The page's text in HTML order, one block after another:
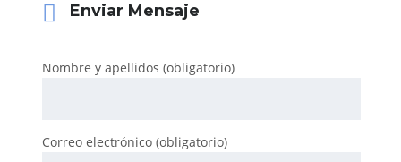
Enviar Mensaje
Nombre y apellidos (obligatorio)
Correo electrónico (obligatorio)